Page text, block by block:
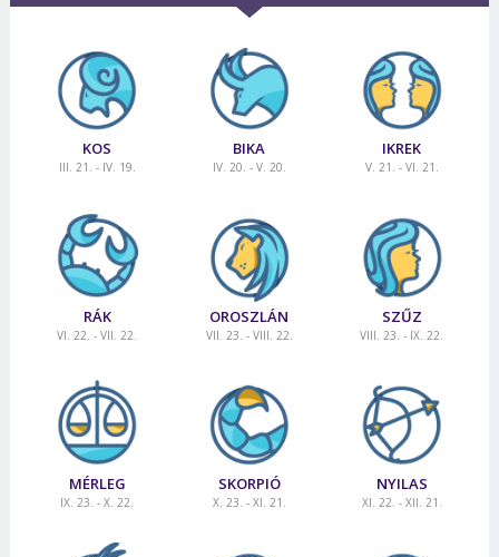
KOS
III. 21. - IV. 19.
BIKA
IV. 20. - V. 20.
IKREK
V. 21. - VI. 21.
RÁK
VI. 22. - VII. 22.
OROSZLÁN
VII. 23. - VIII. 22.
SZŰZ
VIII. 23. - IX. 22.
MÉRLEG
IX. 23. - X. 22.
SKORPIÓ
X. 23. - XI. 21.
NYILAS
XI. 22. - XII. 21.